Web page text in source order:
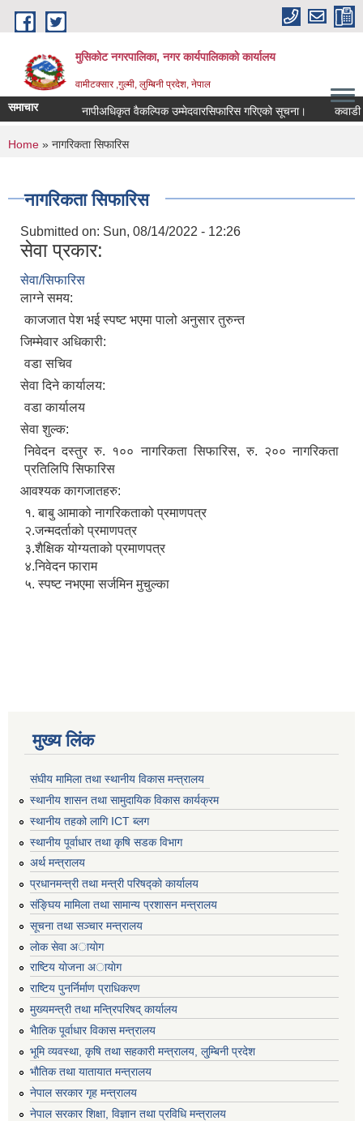
Skip to main content
मुसिकोट नगरपालिका, नगर कार्यपालिकाकाे कार्यालय
वामीटक्सार ,गुल्मी, लुम्बिनी प्रदेश, नेपाल
समाचार नापीअधिकृत वैकल्पिक उम्मेदवारसिफारिस गरिएको सूचना। कवाडी
You are here
Home » नागरिकता सिफारिस
नागरिकता सिफारिस
Submitted on: Sun, 08/14/2022 - 12:26
सेवा प्रकार:
सेवा/सिफारिस
लाग्ने समय:
काजजात पेश भई स्पष्ट भएमा पालो अनुसार तुरुन्त
जिम्मेवार अधिकारी:
वडा सचिव
सेवा दिने कार्यालय:
वडा कार्यालय
सेवा शुल्क:
निवेदन दस्तुर रु. १०० नागरिकता सिफारिस, रु. २०० नागरिकता
प्रतिलिपि सिफारिस
आवश्यक कागजातहरु:
१. बाबु आमाको नागरिकताको प्रमाणपत्र
२.जन्मदर्ताको प्रमाणपत्र
३.शैक्षिक योग्यताको प्रमाणपत्र
४.निवेदन फाराम
५. स्पष्ट नभएमा सर्जमिन मुचुल्का
मुख्य लिंक
संघीय मामिला तथा स्थानीय विकास मन्त्रालय
स्थानीय शासन तथा सामुदायिक विकास कार्यक्रम
स्थानीय तहको लागि ICT ब्लग
स्थानीय पूर्वाधार तथा कृषि सडक विभाग
अर्थ मन्त्रालय
प्रधानमन्त्री तथा मन्त्री परिषद्काे कार्यालय
संङ्घिय मामिला तथा सामान्य प्रशासन मन्त्रालय
सूचना तथा सञ्चार मन्त्रालय
लाेक सेवा अायाेग
राष्टिय याेजना अायाेग
राष्टिय पुनर्निर्माण प्राधिकरण
मुख्यमन्त्री तथा मन्त्रिपरिषद् कार्यालय
भैातिक पूर्वाधार विकास मन्त्रालय
भूमि व्यवस्था, कृषि तथा सहकारी मन्त्रालय, लु्म्बिनी प्रदेश
भाैतिक तथा यातायात मन्त्रालय
नेपाल सरकार गृह मन्त्रालय
नेपाल सरकार शिक्षा, विज्ञान तथा प्रविधि मन्त्रालय